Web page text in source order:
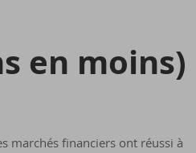
en moins)
marchés financiers ont réussi à